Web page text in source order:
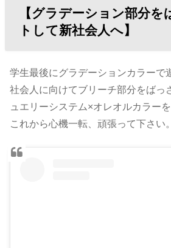
【グラデーション部分を
トして新社会人へ】
学生最後にグラデーションカラーで
社会人に向けてブリーチ部分をばっ
ュエリーシステム×オレオルカラー
これから心機一転、頑張って下さい。